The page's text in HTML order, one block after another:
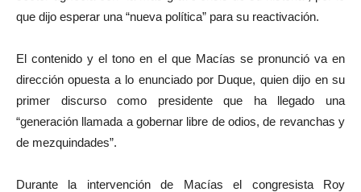
que dijo esperar una “nueva política” para su reactivación.
El contenido y el tono en el que Macías se pronunció va en
dirección opuesta a lo enunciado por Duque, quien dijo en su
primer discurso como presidente que ha llegado una
“generación llamada a gobernar libre de odios, de revanchas y
de mezquindades”.
Durante la intervención de Macías el congresista Roy